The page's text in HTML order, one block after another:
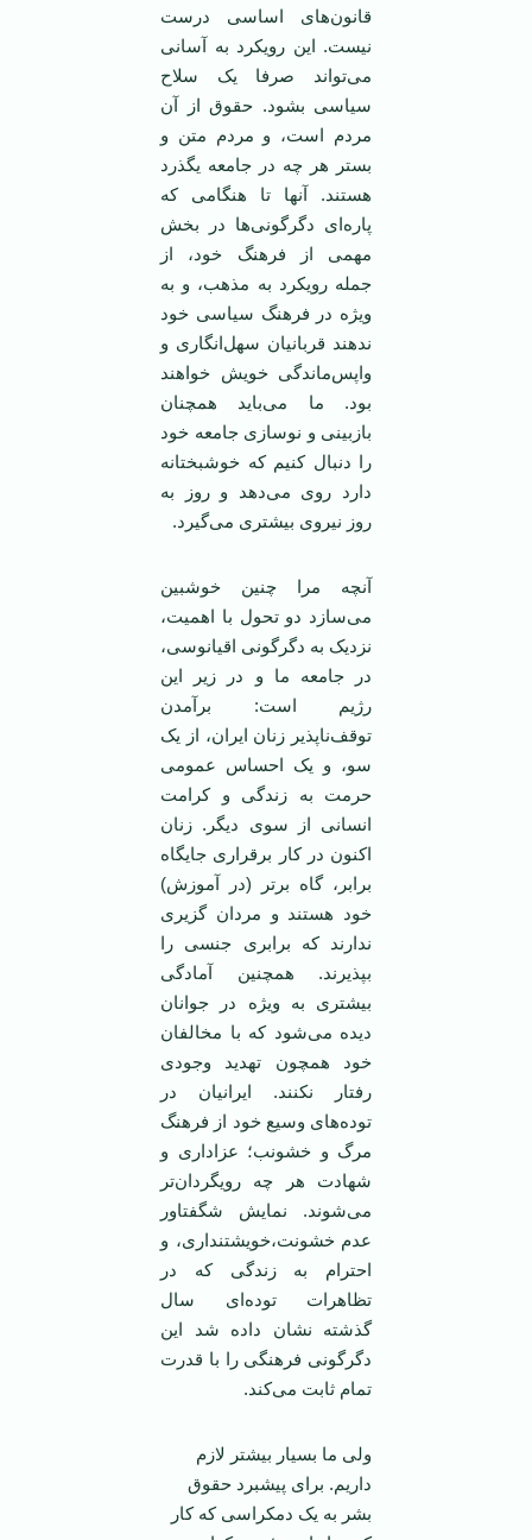
قانون‌های اساسی درست
نیست. این رویکرد به آسانی
می‌تواند صرفا یک سلاح
سیاسی بشود. حقوق از آن
مردم است، و مردم متن و
بستر هر چه در جامعه یگذرد
هستند. آنها تا هنگامی که
پاره‌ای دگرگونی‌ها در بخش
مهمی از فرهنگ خود، از
جمله رویکرد به مذهب، و به
ویژه در فرهنگ سیاسی خود
ندهند قربانیان سهل‌انگاری و
واپس‌ماندگی خویش خواهند
بود. ما می‌باید همچنان
بازبینی و نوسازی جامعه خود
را دنبال کنیم که خوشبختانه
دارد روی می‌دهد و روز به
روز نیروی بیشتری می‌گیرد.
آنچه مرا چنین خوشبین
می‌سازد دو تحول با اهمیت،
نزدیک به دگرگونی اقیانوسی،
در جامعه ما و در زیر این
رژیم است: برآمدن
توقف‌ناپذیر زنان ایران، از یک
سو، و یک احساس عمومی
حرمت به زندگی و کرامت
انسانی از سوی دیگر. زنان
اکنون در کار برقراری جایگاه
برابر، گاه برتر (در آموزش)
خود هستند و مردان گزیری
ندارند که برابری جنسی را
بپذیرند. همچنین آمادگی
بیشتری به ویژه در جوانان
دیده می‌شود که با مخالفان
خود همچون تهدید وجودی
رفتار نکنند. ایرانیان در
توده‌های وسیع خود از فرهنگ
مرگ و خشونب؛ عزاداری و
شهادت هر چه رویگردان‌تر
می‌شوند. نمایش شگفتاور
عدم خشونت،خویشتنداری، و
احترام به زندگی که در
تظاهرات توده‌ای سال
گذشته نشان داده شد این
دگرگونی فرهنگی را با قدرت
تمام ثابت می‌کند.
ولی ما بسیار بیشتر لازم
داریم. برای پیشبرد حقوق
بشر به یک دمکراسی که کار